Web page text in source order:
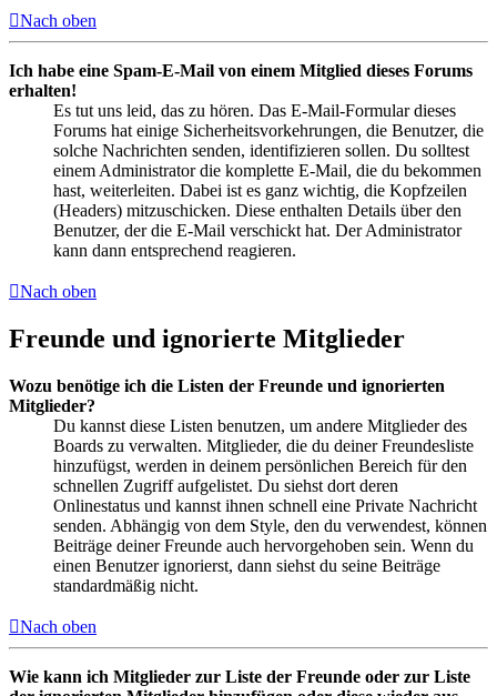
Nach oben
Ich habe eine Spam-E-Mail von einem Mitglied dieses Forums
erhalten!
Es tut uns leid, das zu hören. Das E-Mail-Formular dieses
Forums hat einige Sicherheitsvorkehrungen, die Benutzer, die
solche Nachrichten senden, identifizieren sollen. Du solltest
einem Administrator die komplette E-Mail, die du bekommen
hast, weiterleiten. Dabei ist es ganz wichtig, die Kopfzeilen
(Headers) mitzuschicken. Diese enthalten Details über den
Benutzer, der die E-Mail verschickt hat. Der Administrator
kann dann entsprechend reagieren.
Nach oben
Freunde und ignorierte Mitglieder
Wozu benötige ich die Listen der Freunde und ignorierten
Mitglieder?
Du kannst diese Listen benutzen, um andere Mitglieder des
Boards zu verwalten. Mitglieder, die du deiner Freundesliste
hinzufügst, werden in deinem persönlichen Bereich für den
schnellen Zugriff aufgelistet. Du siehst dort deren
Onlinestatus und kannst ihnen schnell eine Private Nachricht
senden. Abhängig von dem Style, den du verwendest, können
Beiträge deiner Freunde auch hervorgehoben sein. Wenn du
einen Benutzer ignorierst, dann siehst du seine Beiträge
standardmäßig nicht.
Nach oben
Wie kann ich Mitglieder zur Liste der Freunde oder zur Liste